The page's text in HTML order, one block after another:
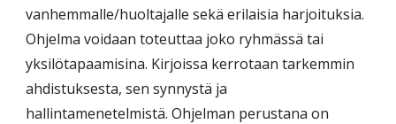
vanhemmalle/huoltajalle sekä erilaisia harjoituksia.
Ohjelma voidaan toteuttaa joko ryhmässä tai
yksilötapaamisina. Kirjoissa kerrotaan tarkemmin
ahdistuksesta, sen synnystä ja
hallintamenetelmistä. Ohjelman perustana on